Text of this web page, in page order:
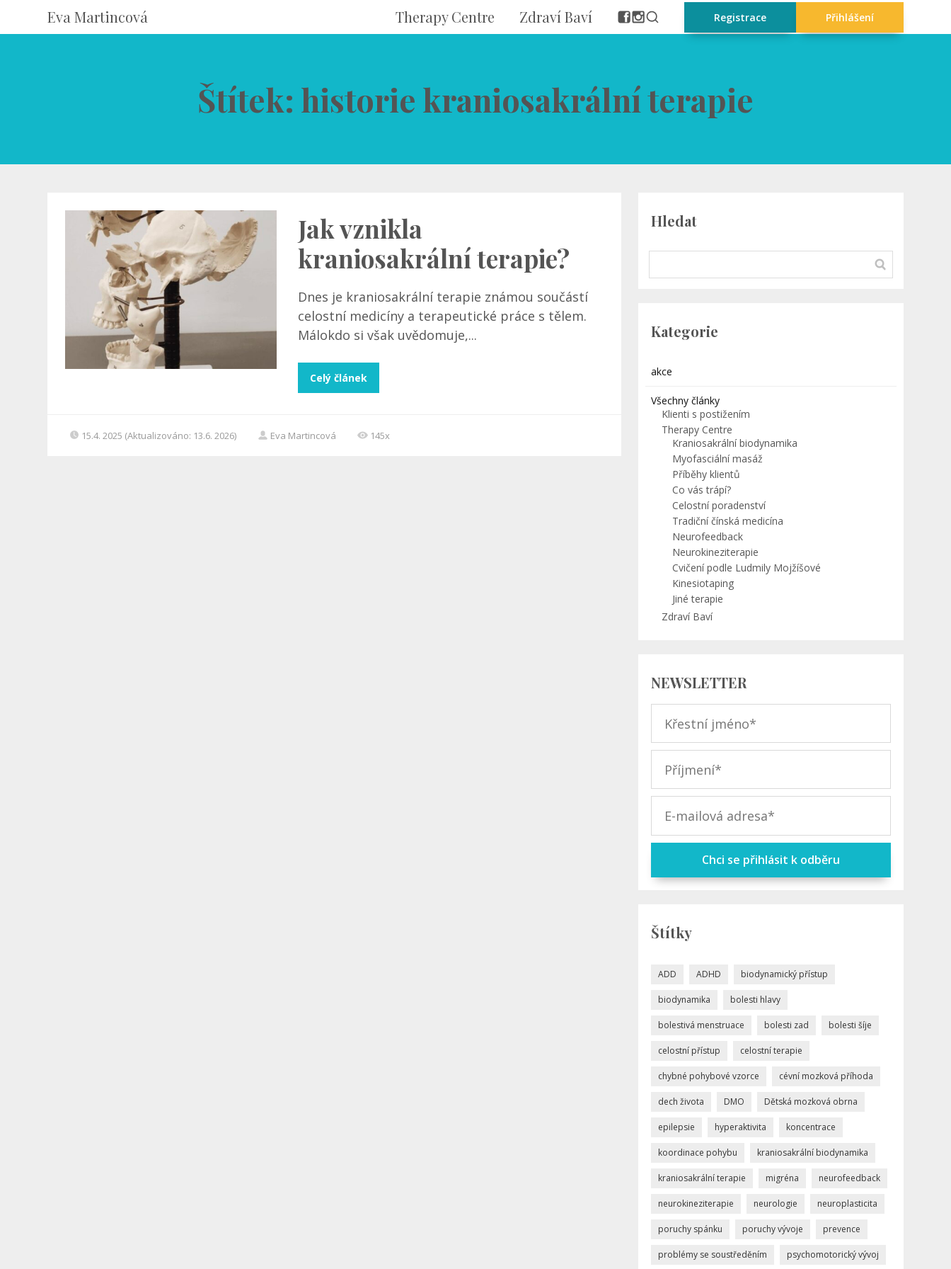
Eva Martincová Therapy Centre Zdraví Baví Registrace Přihlášení
Štítek: historie kraniosakrální terapie
Jak vznikla
kraniosakrální terapie?
Dnes je kraniosakrální terapie známou součástí
celostní medicíny a terapeutické práce s tělem.
Málokdo si však uvědomuje,...
Celý článek
15.4. 2025 (Aktualizováno: 13.6. 2026) Eva Martincová 145x
Hledat
Kategorie
akce
Všechny články
Klienti s postižením
Therapy Centre
Kraniosakrální biodynamika
Myofasciální masáž
Příběhy klientů
Co vás trápí?
Celostní poradenství
Tradiční čínská medicína
Neurofeedback
Neurokineziterapie
Cvičení podle Ludmily Mojžíšové
Kinesiotaping
Jiné terapie
Zdraví Baví
NEWSLETTER
Chci se přihlásit k odběru
Štítky
ADD ADHD biodynamický přístup
biodynamika bolesti hlavy
bolestivá menstruace bolesti zad bolesti šíje
celostní přístup celostní terapie
chybné pohybové vzorce cévní mozková příhoda
dech života DMO Dětská mozková obrna
epilepsie hyperaktivita koncentrace
koordinace pohybu kraniosakrální biodynamika
kraniosakrální terapie migréna neurofeedback
neurokineziterapie neurologie neuroplasticita
poruchy spánku poruchy vývoje prevence
problémy se soustředěním psychomotorický vývoj